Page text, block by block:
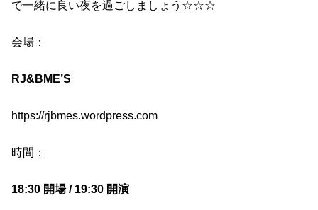
で一緒に良い夜を過ごしましょう ☆☆☆
会場：
RJ&BME’S
https://rjbmes.wordpress.com
時間：
18:30 開場 / 19:30 開演